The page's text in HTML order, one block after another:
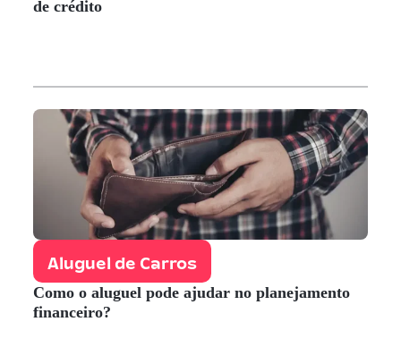
de crédito
Aluguel de Carros
Como o aluguel pode ajudar no planejamento
financeiro?